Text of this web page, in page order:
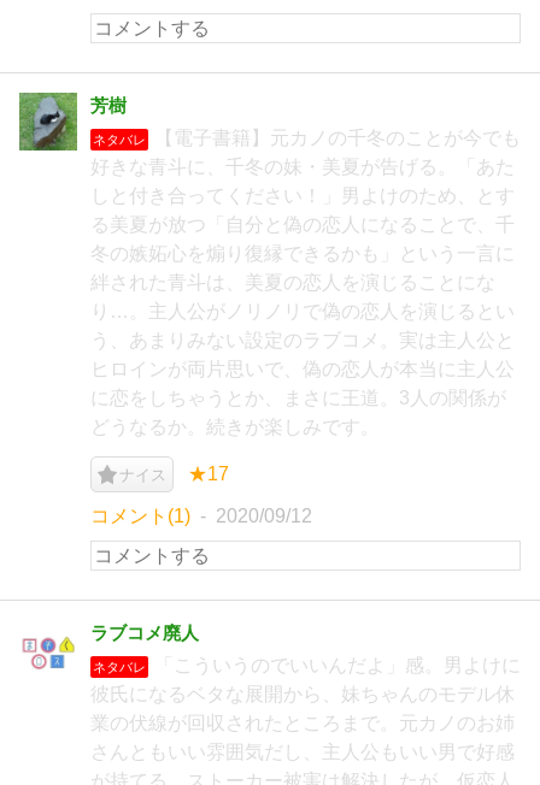
芳樹
ネタバレ
【電子書籍】元カノの千冬のことが今でも
好きな青斗に、千冬の妹・美夏が告げる。「あた
しと付き合ってください！」男よけのため、とす
る美夏が放つ「自分と偽の恋人になることで、千
冬の嫉妬心を煽り復縁できるかも」という一言に
絆された青斗は、美夏の恋人を演じることにな
り…。主人公がノリノリで偽の恋人を演じるとい
う、あまりみない設定のラブコメ。実は主人公と
ヒロインが両片思いで、偽の恋人が本当に主人公
に恋をしちゃうとか、まさに王道。3人の関係が
どうなるか。続きが楽しみです。
ナイス ★17
コメント(1) 2020/09/12
ラブコメ廃人
ネタバレ
「こういうのでいいんだよ」感。男よけに
彼氏になるベタな展開から、妹ちゃんのモデル休
業の伏線が回収されたところまで。元カノのお姉
さんともいい雰囲気だし、主人公もいい男で好感
が持てる。ストーカー被害は解決したが、仮恋人